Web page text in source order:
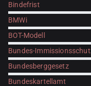
Bindefrist
BMWi
BOT-Modell
Bundes-
Bundesberggesetz
Bundeskartellamt